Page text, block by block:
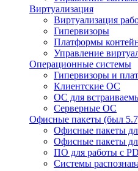
Виртуализация
Виртуализация
Гипервизоры
Платформы
Управление
Операционные системы
Гипервизоры и
Клиентские ОС
ОС для
Серверные ОС
Офисные пакеты (был
Офисные пакеты
Офисные пакеты
ПО для работы с
Системы